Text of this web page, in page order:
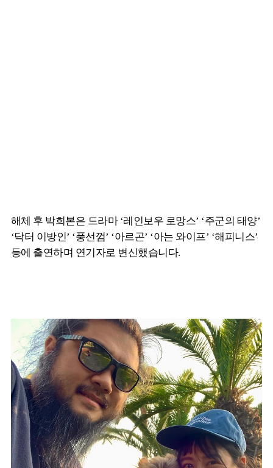
해체 후 박희본은 드라마 ‘레인보우 로망스’ ‘주군의 태양’
‘닥터 이방인’ ‘풍선껌’ ‘아르곤’ ‘아는 와이프’ ‘해피니스’
등에 출연하며 연기자로 변신했습니다.